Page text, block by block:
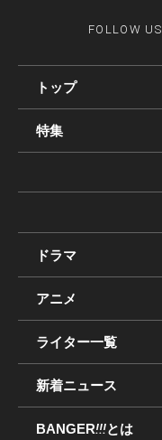
FOLLOW US
トップ
特集
ドラマ
アニメ
ライター一覧
新着ニュース
BANGER!!!とは